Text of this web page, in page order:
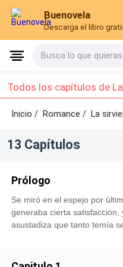
Buenovela
Descarga el libro
Busca lo que quieras
Inicio / Romance/La
13 Capítulos
Prólogo
Se miró en el espejo por
generaba cierta
asustadiza que tanto temía
podía ver a una mujer, una
completamente lista,